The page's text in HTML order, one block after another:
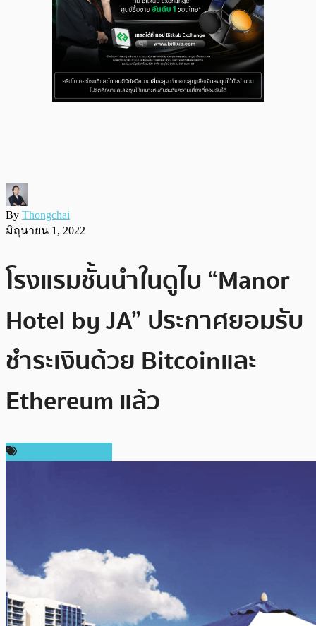
By Thongchai
มิถุนายน 1, 2022
โรงแรมชั้นนำในดูไบ “Manor
Hotel by JA” ประกาศยอมรับ
ชำระเงินด้วย Bitcoin และ
Ethereum แล้ว